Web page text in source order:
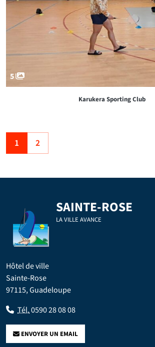
5
Karukera Sporting Club
1 2
SAINTE-ROSE
LA VILLE AVANCE
Hôtel de ville
Sainte-Rose
97115, Guadeloupe
Tél.0590 28 08 08
ENVOYER UN EMAIL